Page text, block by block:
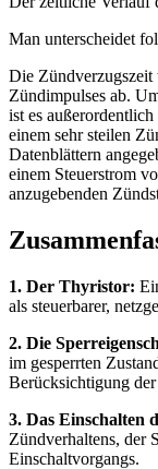
Man unterscheidet
Die Zündverzugszeit
Zündimpulses ab.
ist es
einem sehr steilen
Datenblättern
einem Steuerstrom
anzugebenden
1. Der Thyristor:
als steuerbarer,
2. Die
im gesperrten
Berücksichtigung
3. Das Einschalten
Zündverhaltens, der
Einschaltvorgangs.